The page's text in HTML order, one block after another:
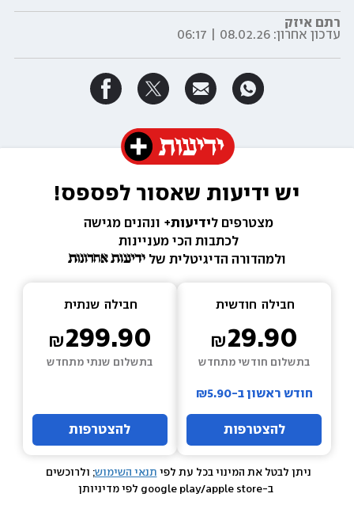
רתם איזק
עדכון אחרון:08.02.26 | 06:17
יש ידיעות שאסור לפספס!
מצטרפים לידיעות+ ונהנים מגישה
לכתבות הכי מעניינות
ולמהדורה הדיגיטלית של
חבילה חודשית
29.90
בתשלום חודשי מתחדש
חודש ראשון ב-₪5.90
להצטרפות
חבילה שנתית
299.90
בתשלום שנתי מתחדש
להצטרפות
ניתן לבטל את המינוי בכל עת לפי תנאי השימוש; ולרוכשים